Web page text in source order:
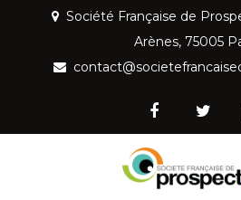
content
Société Française de
Arènes, 75005